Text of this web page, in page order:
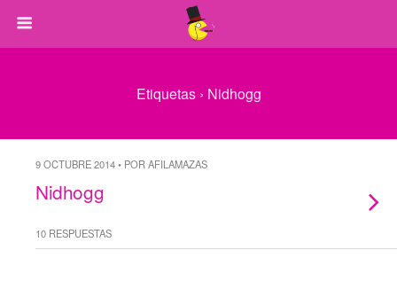
Etiquetas › Nidhogg
9 OCTUBRE 2014 • POR AFILAMAZAS
Nidhogg
10 RESPUESTAS